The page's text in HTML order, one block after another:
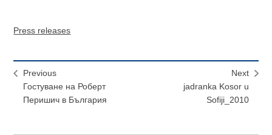
Press releases
Previous
Гостуване на Роберт
Перишич в България
Next
jadranka Kosor u
Sofiji_2010